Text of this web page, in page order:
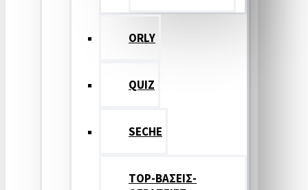
ORLY
QUIZ
SECHE
TOP-ΒΑΣΕΙΣ-